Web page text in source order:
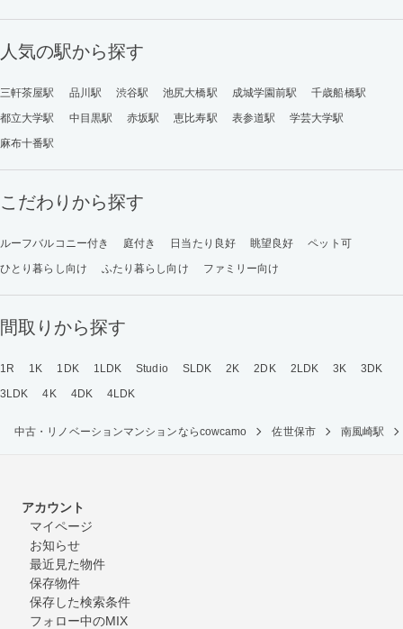
人気の駅から探す
三軒茶屋駅 品川駅 渋谷駅 池尻大橋駅 成城学園前駅
千歳船橋駅
都立大学駅
中目黒駅 赤坂駅 恵比寿駅 表参道駅
学芸大学駅
麻布十番駅
こだわりから探す
ルーフバルコニー付き 庭付き 日当たり良好 眺望良好
ペット可
ひとり暮らし向け
ふたり暮らし向け ファミリー向け
間取りから探す
1R 1K 1DK 1LDK Studio SLDK 2K 2DK 2LDK 3K
3DK
3LDK
4K 4DK 4LDK
中古・リノベーションマンションならcowcamo 佐世保市 南風崎駅
アカウント
マイページ
お知らせ
最近見た物件
保存物件
保存した検索条件
フォロー中のMIX